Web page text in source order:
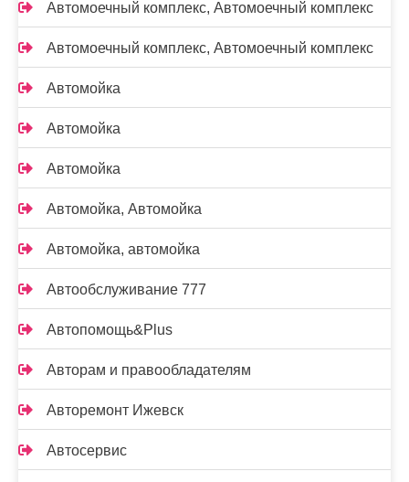
Автомоечный комплекс, Автомоечный комплекс
Автомоечный комплекс, Автомоечный комплекс
Автомойка
Автомойка
Автомойка
Автомойка, Автомойка
Автомойка, автомойка
Автообслуживание 777
Автопомощь&Plus
Авторам и правообладателям
Авторемонт Ижевск
Автосервис